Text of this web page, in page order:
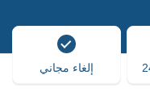
إلغاء مجاني